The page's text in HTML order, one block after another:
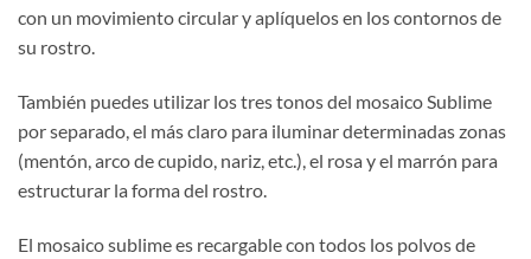
con un movimiento circular y aplíquelos en los contornos de
su rostro.
También puedes utilizar los tres tonos del mosaico Sublime
por separado, el más claro para iluminar determinadas zonas
(mentón, arco de cupido, nariz, etc.), el rosa y el marrón para
estructurar la forma del rostro.
El mosaico sublime es recargable con todos los polvos de